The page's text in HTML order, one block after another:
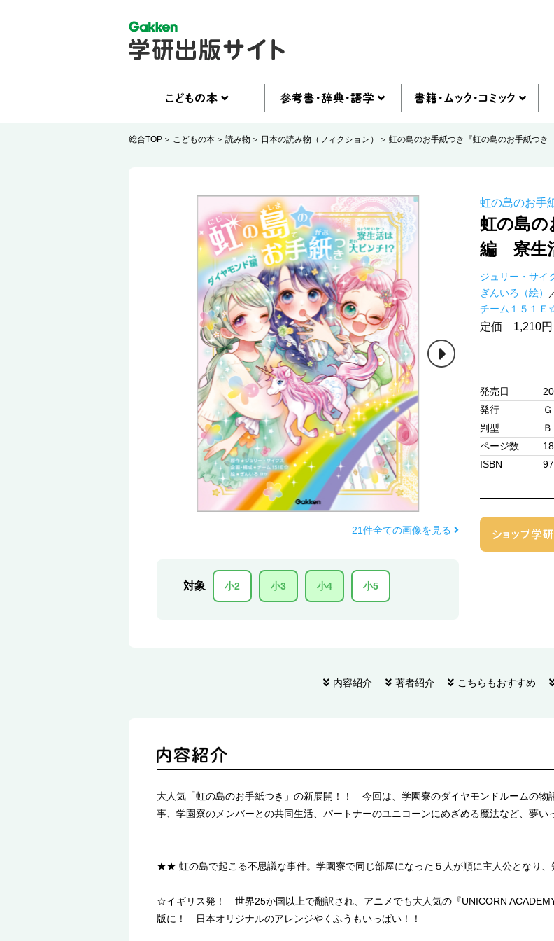
総合TOP こどもの本 読み物 日本の読み物（フィクション） 虹の島のお手紙つき『虹の島のお手紙つ
21件全ての画像を見る
対象 小2 小3 小4 小5
虹の島のお
虹の島
編 寮生
ジュリー・サイ
ぎんいろ（絵）
チーム１５１Ｅ
定価 1,210円
発売日
発行
判型
ページ数
ISBN
内容紹介 著者紹介 こちらもおすすめ
大人気「虹の島のお手紙つき」の新展開！！ 今回は、学園寮のダイヤモンドルームの物
事、学園寮のメンバーとの共同生活、パートナーのユニコーンにめざめる魔法など、夢い
★★ 虹の島で起こる不思議な事件。学園寮で同じ部屋になった５人が順に主人公となり
☆イギリス発！ 世界25か国以上で翻訳され、アニメでも大人気の『UNICORN
版に！ 日本オリジナルのアレンジやくふうもいっぱい！！